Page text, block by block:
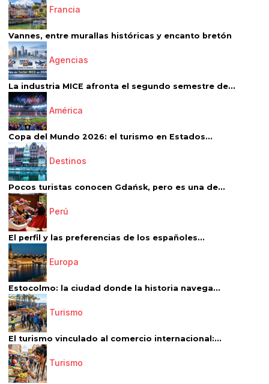
Francia
Vannes, entre murallas históricas y encanto bretón
Agencias
La industria MICE afronta el segundo semestre de...
América
Copa del Mundo 2026: el turismo en Estados...
Destinos
Pocos turistas conocen Gdańsk, pero es una de...
Perú
El perfil y las preferencias de los españoles...
Europa
Estocolmo: la ciudad donde la historia navega...
Turismo
El turismo vinculado al comercio internacional:...
Turismo